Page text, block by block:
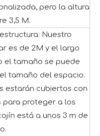
pero la altura
3,5 M.
Nuestro
es de 2M y el largo
el tamaño se puede
tamaño del espacio.
estarán cubiertos con
para proteger a los
está a unos 3 m de